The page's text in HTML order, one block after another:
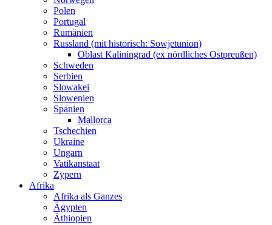
Polen
Portugal
Rumänien
Russland (mit historisch: Sowjetunion)
Oblast Kaliningrad (ex nördliches Ostpreußen)
Schweden
Serbien
Slowakei
Slowenien
Spanien
Mallorca
Tschechien
Ukraine
Ungarn
Vatikanstaat
Zypern
Afrika
Afrika als Ganzes
Ägypten
Äthiopien